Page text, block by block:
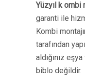
Yüzyıl k ombi
garanti ile
Kombi
tarafından
aldığınız
biblo değildir.